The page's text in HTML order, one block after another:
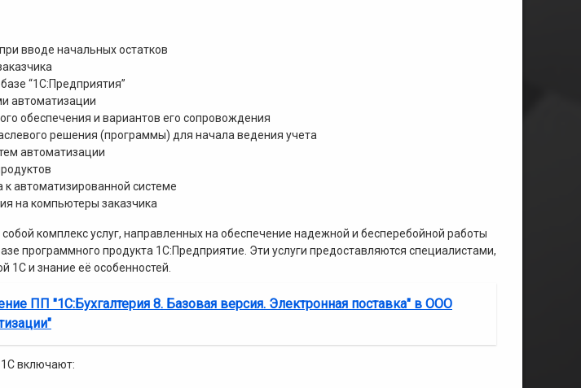
вводе начальных остатков
“1С:Предприятия”
автоматизации
обеспечения и вариантов его сопровождения
решения (программы) для начала ведения учета
автоматизации
к автоматизированной системе
на компьютеры заказчика
комплекс услуг, направленных на обеспечение надежной и бесперебойной работы
программного продукта 1С:Предприятие. Эти услуги предоставляются специалистами,
и знание её особенностей.
ПП "1С:Бухгалтерия 8. Базовая версия. Электронная поставка" в ООО
включают: